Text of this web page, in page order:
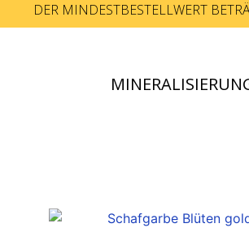
DER MINDESTBESTELLWERT